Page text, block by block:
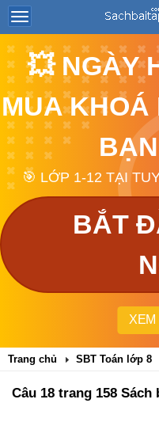
💥 NGÀY
MUA KHOÁ
BẠN
🎯 LỚP 1-12 TẠI
BẮT
Trang chủ SBT Toán lớp 8
Câu 18 trang 158 Sách